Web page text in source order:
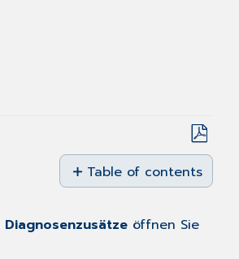
Save
as
PDF
Table of contents
No
Diagnosenzusätze öffnen Sie